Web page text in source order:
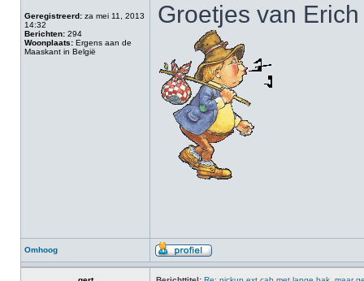
Geregistreerd: za mei 11, 2013
14:32
Berichten: 294
Woonplaats: Ergens aan de
Maaskant in België
Groetjes van Erich
Omhoog